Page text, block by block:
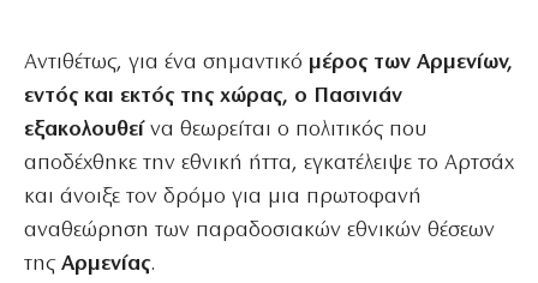
Αντιθέτως, για ένα σημαντικό μέρος των Αρμενίων,
εντός και εκτός της χώρας, ο Πασινιάν
εξακολουθείνα θεωρείται ο πολιτικός που
αποδέχθηκε την εθνική ήττα, εγκατέλειψε το Αρτσάχ
και άνοιξε τον δρόμο για μια πρωτοφανή
αναθεώρηση των παραδοσιακών εθνικών θέσεων
της Αρμενίας.